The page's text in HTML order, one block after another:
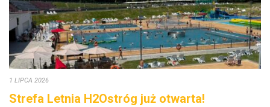
1 LIPCA 2026
Strefa Letnia H2Ostróg już otwarta!